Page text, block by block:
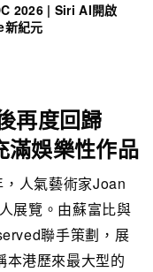
2026 | Siri AI開啟
紀元
再度回歸
滿娛樂性作品
人氣藝術家Joan
展覽。由蘇富比與
聯手策劃，展
本港歷來最大型的